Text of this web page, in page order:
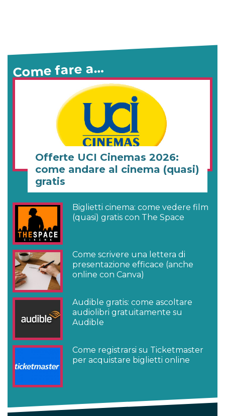
Come fare a…
Offerte UCI Cinemas 2026:
come andare al cinema (quasi)
gratis
Biglietti cinema: come vedere film
(quasi) gratis con The Space
Come scrivere una lettera di
presentazione efficace (anche
online con Canva)
Audible gratis: come ascoltare
audiolibri gratuitamente su
Audible
Come registrarsi su Ticketmaster
per acquistare biglietti online